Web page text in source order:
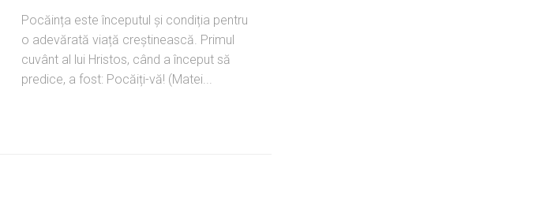
Pocăința este începutul și condiția pentru
o adevărată viață creștinească. Primul
cuvânt al lui Hristos, când a început să
predice, a fost: Pocăiți-vă! (Matei...